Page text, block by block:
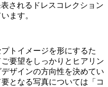
されるドレスコレクション
ます。
トイメージを形にするた
要望をしっかりとヒアリン
ザインの方向性を決めてい
となる写真については「コ